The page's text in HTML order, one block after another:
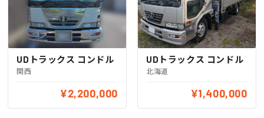
UDトラックス コンドル
関西
¥2,200,000
UDトラックス コンドル
北海道
¥1,400,000